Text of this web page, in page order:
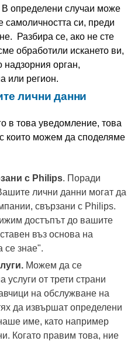
определени случаи може
си, преди
Разбира се, ако не сте
обработили искането ви,
орган,
или регион.
лични данни
в това уведомление, това
с които можем да споделяме
с Philips. Поради
лични данни могат да
свързани с Philips.
достъпът до вашите
въз основа на
се знае".
Можем да се
услуги от трети страни
на обслужване на
да извършат определени
име, като например
Когато правим това, ние